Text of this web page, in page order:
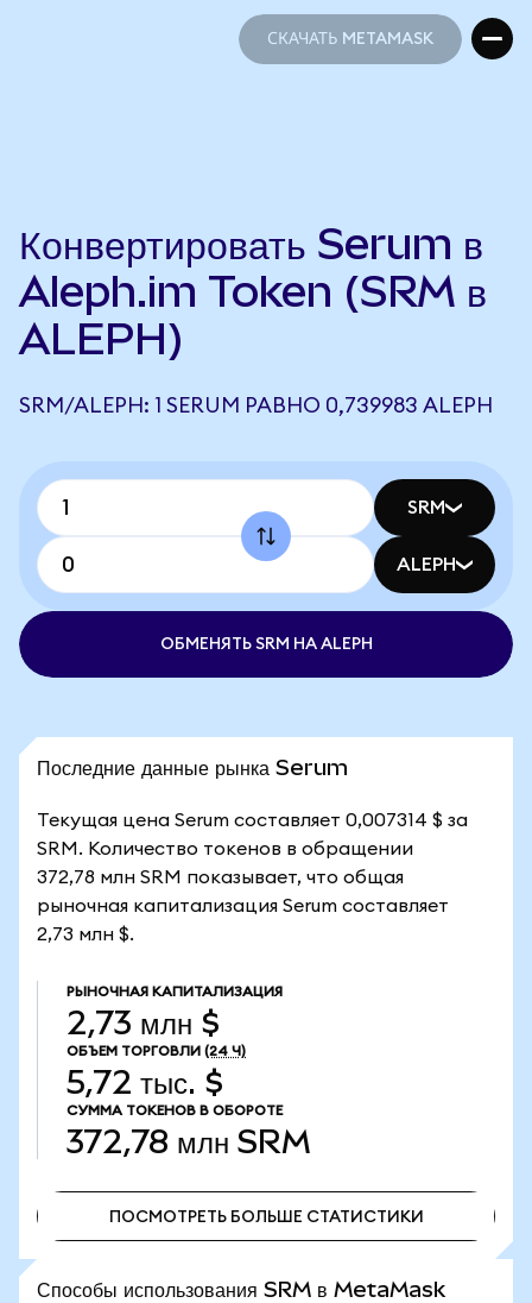
СКАЧАТЬ METAMASK
Конвертировать Serum в
Aleph.im Token (SRM в
ALEPH)
SRM/ALEPH: 1 SERUM РАВНО 0,739983 ALEPH
SRM
ALEPH
ОБМЕНЯТЬ SRM НА ALEPH
Последние данные рынка Serum
Текущая цена Serum составляет 0,007314 $ за
SRM. Количество токенов в обращении
372,78 млн SRM показывает, что общая
рыночная капитализация Serum составляет
2,73 млн $.
РЫНОЧНАЯ КАПИТАЛИЗАЦИЯ
2,73 млн $
ОБЪЕМ ТОРГОВЛИ (24 Ч)
5,72 тыс. $
СУММА ТОКЕНОВ В ОБОРОТЕ
372,78 млн SRM
ПОСМОТРЕТЬ БОЛЬШЕ СТАТИСТИКИ
Способы использования SRM в MetaMask